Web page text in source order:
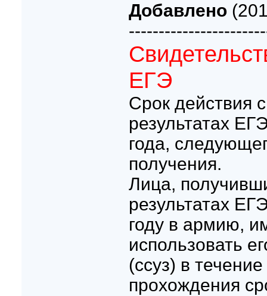
Добавлено
ЕГЭ
Срок действия
результатах
года,
получения.
Лица,
результатах
году в армию,
использовать
(ссуз) в
прохождения